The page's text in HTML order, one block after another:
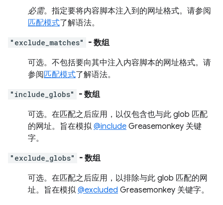
必需。指定要将内容脚本注入到的网址格式。请参阅
匹配模式了解语法。
"exclude_matches"
- 数组
可选。 不包括要向其中注入内容脚本的网址格式。请
参阅匹配模式了解语法。
"include_globs"
- 数组
可选。 在匹配之后应用，以仅包含也与此 glob 匹配
的网址。旨在模拟 @include Greasemonkey 关键
字。
"exclude_globs"
- 数组
可选。 在匹配之后应用，以排除与此 glob 匹配的网
址。旨在模拟 @excluded Greasemonkey 关键字。